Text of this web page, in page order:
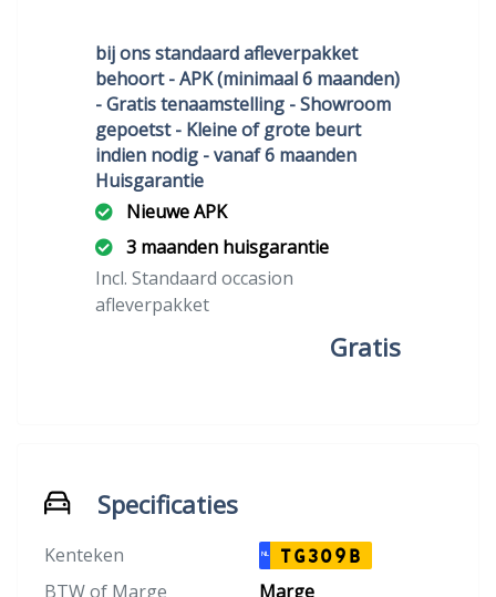
bij ons standaard afleverpakket
behoort - APK (minimaal 6 maanden)
- Gratis tenaamstelling - Showroom
gepoetst - Kleine of grote beurt
indien nodig - vanaf 6 maanden
Huisgarantie
Nieuwe APK
3 maanden huisgarantie
Incl. Standaard occasion
afleverpakket
Gratis
Specificaties
Kenteken NL TG309B
BTW of Marge Marge